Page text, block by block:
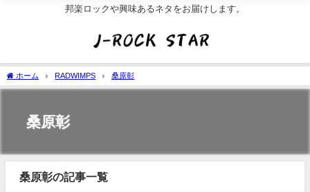
邦楽ロックや興味あるネタをお届けします。
ホーム RADWIMPS 桑原彰
桑原彰
桑原彰の記事一覧